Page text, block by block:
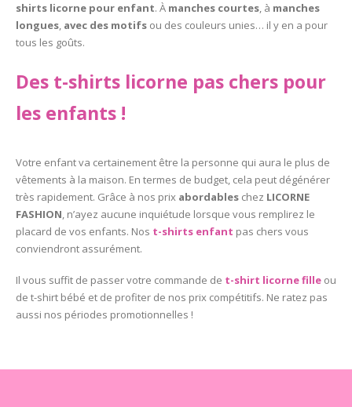
shirts licorne pour enfant. À manches courtes, à manches
longues, avec des motifs ou des couleurs unies… il y en a pour
tous les goûts.
Des t-shirts licorne pas chers pour
les enfants !
Votre enfant va certainement être la personne qui aura le plus de
vêtements à la maison. En termes de budget, cela peut dégénérer
très rapidement. Grâce à nos prix abordables chez LICORNE
FASHION, n’ayez aucune inquiétude lorsque vous remplirez le
placard de vos enfants. Nos t-shirts enfant pas chers vous
conviendront assurément.
Il vous suffit de passer votre commande de t-shirt licorne fille ou
de t-shirt bébé et de profiter de nos prix compétitifs. Ne ratez pas
aussi nos périodes promotionnelles !